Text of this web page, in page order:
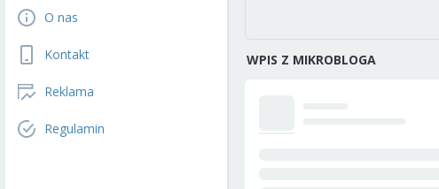
O nas
Kontakt
Reklama
Regulamin
WPIS Z MIKROBLOGA